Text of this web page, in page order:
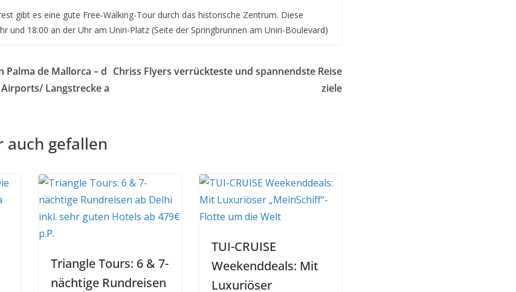
gibt es eine gute Free-Walking-Tour durch das historische Zentrum. Diese
und 18:00 an der Uhr am Uniri-Platz (Seite der Springbrunnen am Uniri-Boulevard)
Palma de Mallorca – d
Langstrecke a
Chriss Flyers verrückteste und spannendste Reise
ziele
auch gefallen
Triangle Tours: 6 & 7-
nächtige Rundreisen
TUI-CRUISE
Weekenddeals: Mit
Luxuriöser